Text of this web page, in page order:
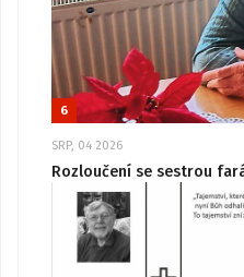
6
SRP, 04 2026
Rozloučení se sestrou